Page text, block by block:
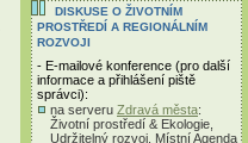
DISKUSE O ŽIVOTNÍM
PROSTŘEDÍ A REGIONÁLNÍM
ROZVOJI
- E-mailové konference (pro další
informace a přihlášení piště
správci):
na serveru Zdravá města:
Životní prostředí & Ekologie,
Udržitelný rozvoj, Místní Agenda